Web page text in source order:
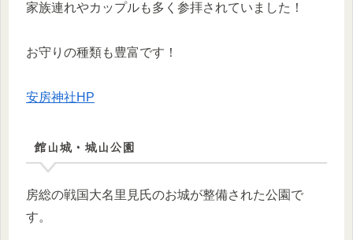
家族連れやカップルも多く参拝されていました！
お守りの種類も豊富です！
安房神社HP
館山城・城山公園
房総の戦国大名里見氏のお城が整備された公園で
す。